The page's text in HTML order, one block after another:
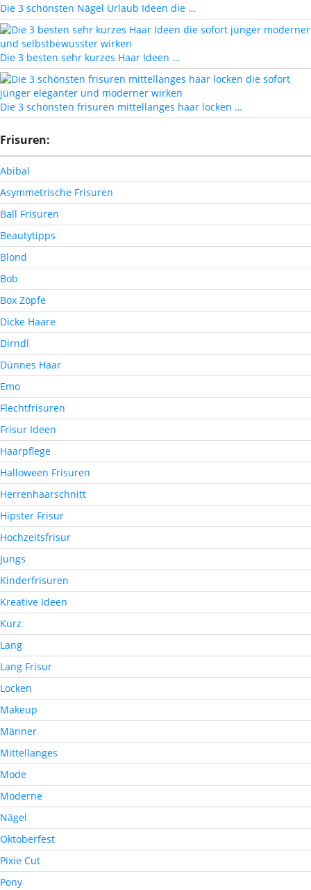
Die 3 schönsten Nägel Urlaub Ideen die …
Die 3 besten sehr kurzes Haar Ideen …
Die 3 schönsten frisuren mittellanges haar locken …
Frisuren:
Abibal
Asymmetrische Frisuren
Ball Frisuren
Beautytipps
Blond
Bob
Box Zöpfe
Dicke Haare
Dirndl
Dünnes Haar
Emo
Flechtfrisuren
Frisur Ideen
Haarpflege
Halloween Frisuren
Herrenhaarschnitt
Hipster Frisur
Hochzeitsfrisur
Jungs
Kinderfrisuren
Kreative Ideen
Kurz
Lang
Lang Frisur
Locken
Makeup
Männer
Mittellanges
Mode
Moderne
Nägel
Oktoberfest
Pixie Cut
Pony